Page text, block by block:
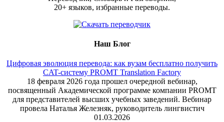
20+ языков, избранные переводы.
Наш Блог
Цифровая эволюция перевода: как вузам бесплатно получить
CAT-систему PROMT Translation Factory
18 февраля 2026 года прошел очередной вебинар,
посвященный Академической программе компании PROMT
для представителей высших учебных заведений. Вебинар
провела Наталья Железняк, руководитель лингвистич
01.03.2026